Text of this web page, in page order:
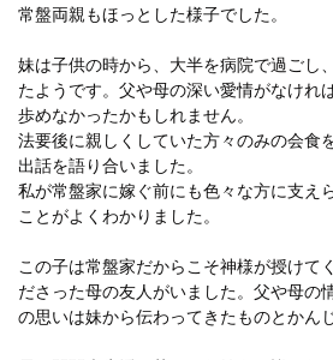
常盤両親もほっとした様子でした。
妹は子供の時から、大半を病院で過ごし
たようです。父や母の深い愛情がなけれ
歩めなかったかもしれません。
法要後に親しくしていた方々のみの会食
出話を語り合いました。
私が常盤家に嫁ぐ前にも色々な方に支え
ことがよくわかりました。
この子は常盤家だからこそ神様が授けて
ださった母の友人がいました。父や母の
の思いは妹から伝わってきたものとかん